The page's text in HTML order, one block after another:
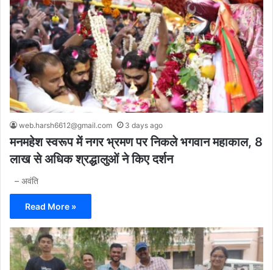
web.harsh6612@gmail.com 3 days ago
मनमहेश स्वरूप में नगर भ्रमण पर निकले भगवान महाकाल, 8
लाख से अधिक श्रद्धालुओं ने किए दर्शन
– अवंति
Read More »